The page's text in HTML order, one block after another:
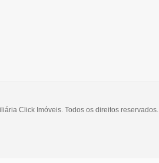
Click Imóveis. Todos os direitos reservados.